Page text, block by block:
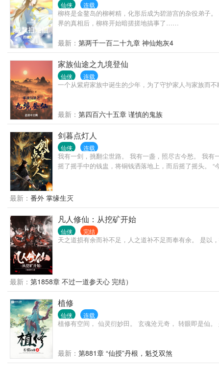
仙侠 连载
柳柊是金鳌岛的柳树精，化形后成为碧游宫的杂役弟子
界的真相后，柳柊开始暗搓搓地搞事了……
最新： 第两千一百二十九章 神仙炮灰4
家族仙途之九境登仙
仙侠 连载
一个从紫府家族中诞生的少年，为了守护家人与家族而
最新： 第四百六十五章 谨慎的鬼族
剑暮点灯人
仙侠 连载
我有一剑，挑翻尘世路。 我有一盏，照尽古今愁。 我有
摇了摇手中的钱盅，将铜钱洒落地上，而后摇了摇头。 “
最新： 番外 掌缘生灭
凡人修仙：从挖矿开始
仙侠 完结
天之道损有余而补不足，人之道补不足而奉有余。 是以
最新： 第1858章 不过一道参天心 完结）
植修
仙侠 连载
植修有空间， 仙灵衍妙田。 玄魂沧元奇， 转眼即是仙
最新： 第881章 “仙授”丹根，魁爻双煞